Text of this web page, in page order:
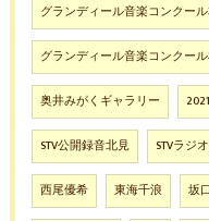
グランディール音楽コンクー
グランディール音楽コンクー
奥井みがくギャラリー
STV公開録音北見 STVラジ
西尾優希 東海千浪 坂